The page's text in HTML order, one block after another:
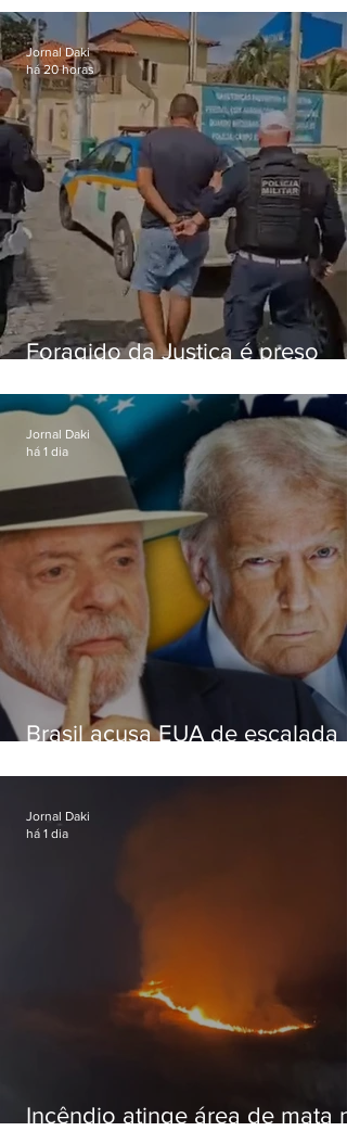
o Comando Vermelho
Foragido da Justiça é preso
RJ-106, em Maricá
Jornal Daki
há 20 horas
Brasil acusa EUA de escalada
embaixadora
Jornal Daki
há 1 dia
Incêndio atinge área de mata
Jornal Daki
há 1 dia